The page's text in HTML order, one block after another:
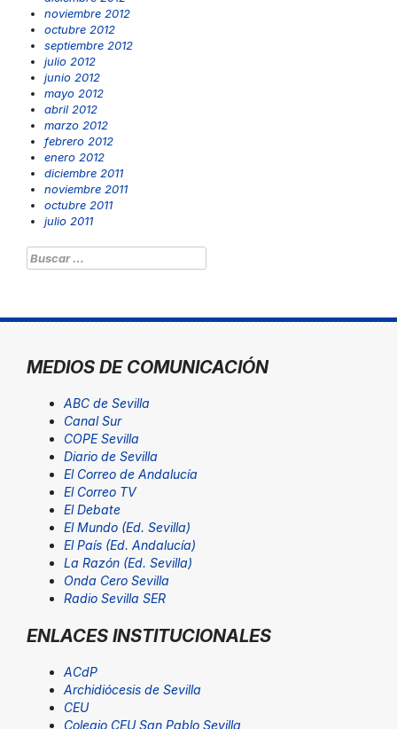
noviembre 2012
octubre 2012
septiembre 2012
julio 2012
junio 2012
mayo 2012
abril 2012
marzo 2012
febrero 2012
enero 2012
diciembre 2011
noviembre 2011
octubre 2011
julio 2011
Buscar:
MEDIOS DE COMUNICACIÓN
ABC de Sevilla
Canal Sur
COPE Sevilla
Diario de Sevilla
El Correo de Andalucía
El Correo TV
El Debate
El Mundo (Ed. Sevilla)
El País (Ed. Andalucía)
La Razón (Ed. Sevilla)
Onda Cero Sevilla
Radio Sevilla SER
ENLACES INSTITUCIONALES
ACdP
Archidiócesis de Sevilla
CEU
Colegio CEU San Pablo Sevilla